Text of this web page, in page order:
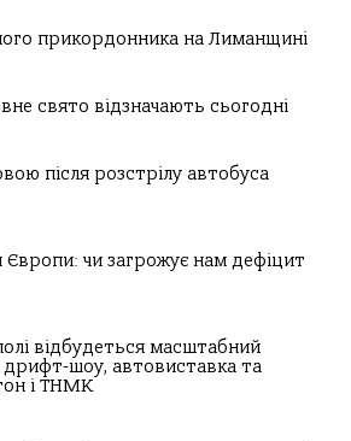
прикордонника на Лиманщині
свято відзначають сьогодні
після розстрілу автобуса
Європи: чи загрожує нам дефіцит
відбудеться масштабний
шоу, автовиставка та
і ТНМК